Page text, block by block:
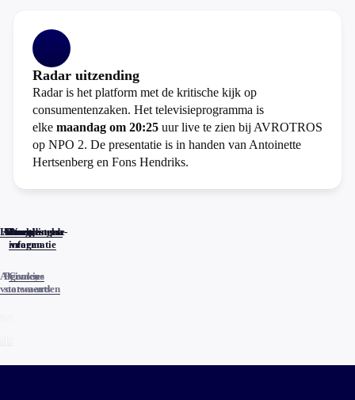
Radar uitzending
Radar is het platform met de kritische kijk op
consumentenzaken. Het televisieprogramma is
elke maandag om 20:25 uur live te zien bij AVROTROS
op NPO 2. De presentatie is in handen van Antoinette
Hertsenberg en Fons Hendriks.
Home
Actueel
Uitzendingen
Reacties
Programma-
informatie
Veelgestelde
vragen
Algemene
voorwaarden
Privacy
statements
Cookies